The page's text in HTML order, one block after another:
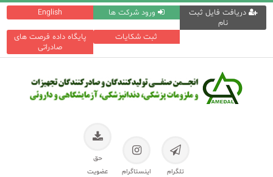
English ورود شرکت ها
دریافت فایل ثبت
نام
پایگاه داده فرصت های
صادراتی
ثبت شکایات
تلگرام اینستاگرام
حق
عضویت